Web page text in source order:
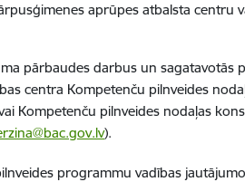
aprūpes atbalsta centru
pārbaudes darbus un sagatavotās
centra Kompetenču pilnveides
Kompetenču pilnveides nodaļas
).
programmu vadības